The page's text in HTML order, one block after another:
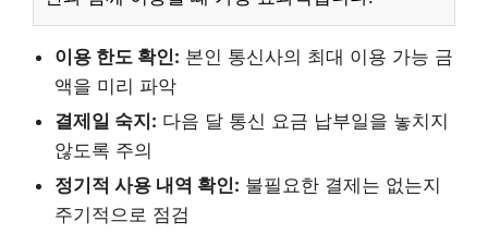
이용 한도 확인: 본인 통신사의 최대 이용 가능 금
액을 미리 파악
결제일 숙지: 다음 달 통신 요금 납부일을 놓치지
않도록 주의
정기적 사용 내역 확인: 불필요한 결제는 없는지
주기적으로 점검